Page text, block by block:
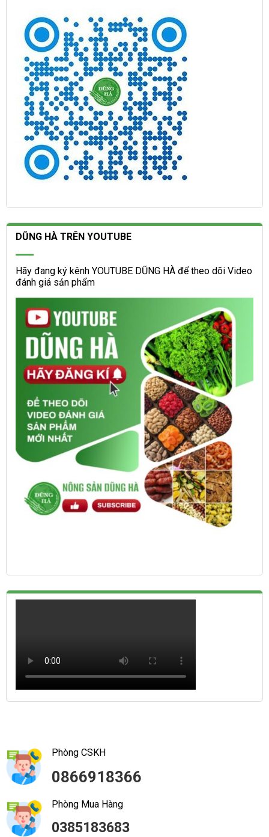
DŨNG HÀ TRÊN YOUTUBE
Hãy đang ký kênh YOUTUBE DŨNG HÀ để theo dõi Video
đánh giá sản phẩm
Phòng CSKH
0866918366
Phòng Mua Hàng
0385183683